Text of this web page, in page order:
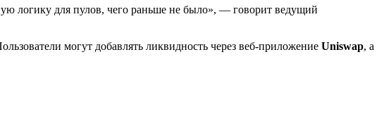
логику для пулов, чего раньше не было», — говорит ведущий
могут добавлять ликвидность через веб-приложение Uniswap, а